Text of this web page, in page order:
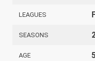
LEAGUES
SEASONS
AGE